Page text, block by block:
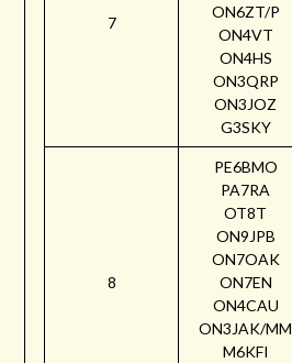
7
ON6ZT/P
ON4VT
ON4HS
ON3QRP
ON3JOZ
G3SKY
8
PE6BMO
PA7RA
OT8T
ON9JPB
ON7OAK
ON7EN
ON4CAU
ON3JAK/MM
M6KFI